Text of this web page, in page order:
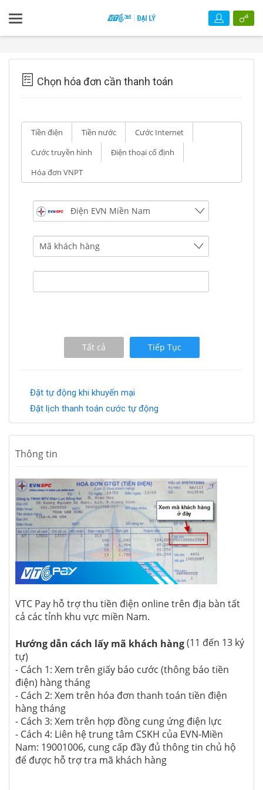
Chọn hóa đơn cần thanh toán
Tiền điện Tiền nước
Cước Internet
Cước truyền hình
Điện thoại cố định
Hóa đơn VNPT
Tất cả Tiếp Tục
Đặt tự động khi khuyến mại
Đặt lịch thanh toán cước tự động
Thông tin
VTC Pay hỗ trợ thu tiền điện online trên địa bàn tất
cả các tỉnh khu vực miền Nam.
Hướng dẫn cách lấy mã khách hàng(11 đến 13 ký
tự)
- Cách 1: Xem trên giấy báo cước (thông báo tiền
điện) hàng tháng
- Cách 2: Xem trên hóa đơn thanh toán tiền điện
hàng tháng
- Cách 3: Xem trên hợp đồng cung ứng điện lực
- Cách 4: Liên hệ trung tâm CSKH của EVN-Miền
Nam: 19001006, cung cấp đầy đủ thông tin chủ hộ
để được hỗ trợ tra mã khách hàng